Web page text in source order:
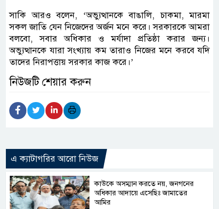
সাকি আরও বলেন, ‘অভ্যুত্থানকে বাঙালি, চাকমা, মারমা
সকল জাতি যেন নিজেদের অর্জন মনে করে। সরকারকে আমরা
বলবো, সবার অধিকার ও মর্যাদা প্রতিষ্ঠা করার জন্য।
অভ্যুত্থানকে যারা সংখ্যায় কম তারাও নিজের মনে করবে যদি
তাদের নিরাপত্তায় সরকার কাজ করে।’
নিউজটি শেয়ার করুন
এ ক্যাটাগরির আরো নিউজ
কাউকে অসম্মান করতে নয়, জনগনের
অধিকার আদায়ে এসেছিঃ জামাতের
আমির